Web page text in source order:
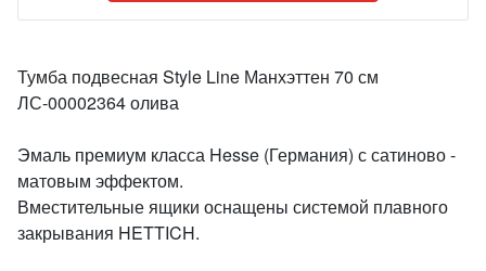
Тумба подвесная Style Line Манхэттен 70 см
ЛС-00002364 олива
Эмаль премиум класса Hesse (Германия) с сатиново -
матовым эффектом.
Вместительные ящики оснащены системой плавного
закрывания HETTICH.